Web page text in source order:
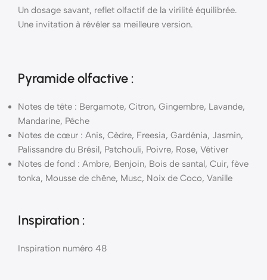
Un dosage savant, reflet olfactif de la virilité équilibrée.
Une invitation à révéler sa meilleure version.
Pyramideolfactive :
Notes de tête : Bergamote, Citron, Gingembre, Lavande,
Mandarine, Pêche
Notes de cœur : Anis, Cèdre, Freesia, Gardénia, Jasmin,
Palissandre du Brésil, Patchouli, Poivre, Rose, Vétiver
Notes de fond : Ambre, Benjoin, Bois de santal, Cuir, fève
tonka, Mousse de chêne, Musc, Noix de Coco, Vanille
Inspiration :
Inspiration numéro 48